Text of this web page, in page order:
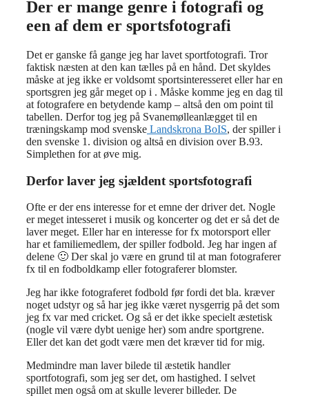
Der er mange genre i fotografi og
een af dem er sportsfotografi
Det er ganske få gange jeg har lavet sportfotografi. Tror
faktisk næsten at den kan tælles på en hånd. Det skyldes
måske at jeg ikke er voldsomt sportsinteresseret eller har en
sportsgren jeg går meget op i . Måske komme jeg en dag til
at fotografere en betydende kamp – altså den om point til
tabellen. Derfor tog jeg på Svanemølleanlægget til en
træningskamp mod svenske Landskrona BoIS, der spiller i
den svenske 1. division og altså en division over B.93.
Simplethen for at øve mig.
Derfor laver jeg sjældent sportsfotografi
Ofte er der ens interesse for et emne der driver det. Nogle
er meget intesseret i musik og koncerter og det er så det de
laver meget. Eller har en interesse for fx motorsport eller
har et familiemedlem, der spiller fodbold. Jeg har ingen af
delene 🙂 Der skal jo være en grund til at man fotograferer
fx til en fodboldkamp eller fotograferer blomster.
Jeg har ikke fotograferet fodbold før fordi det bla. kræver
noget udstyr og så har jeg ikke været nysgerrig på det som
jeg fx var med cricket. Og så er det ikke specielt æstetisk
(nogle vil være dybt uenige her) som andre sportgrene.
Eller det kan det godt være men det kræver tid for mig.
Medmindre man laver bilede til æstetik handler
sportfotografi, som jeg ser det, om hastighed. I selvet
spillet men også om at skulle leverer billeder. De